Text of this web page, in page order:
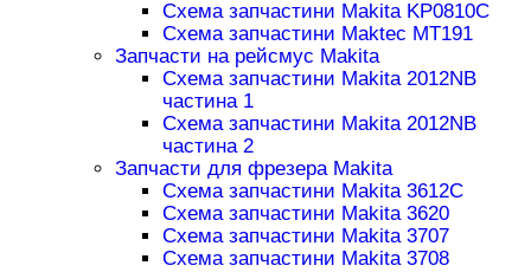
Схема запчастини Makita KP0810C
Схема запчастини Maktec MT191
Запчасти на рейсмус Makita
Схема запчастини Makita 2012NB
частина 1
Схема запчастини Makita 2012NB
частина 2
Запчасти для фрезера Makita
Схема запчастини Makita 3612C
Схема запчастини Makita 3620
Схема запчастини Makita 3707
Схема запчастини Makita 3708